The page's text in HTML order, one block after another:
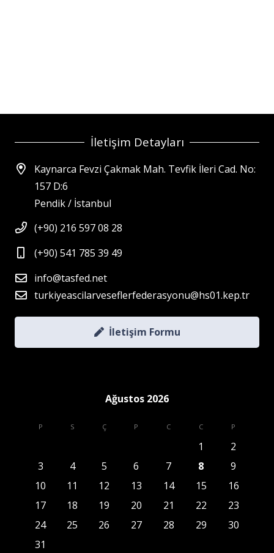
İletişim Detayları
Kaynarca Fevzi Çakmak Mah. Tevfik İleri Cad. No:
157 D:6
Pendik / İstanbul
(+90) 216 597 08 28
(+90) 541 785 39 49
info@tasfed.net
turkiyeascilarveseflerfederasyonu@hs01.kep.tr
İletişim Formu
Ağustos 2026
P S Ç P C C P
1
2
3
4 5 6 7 8
9
10
11 12 13 14 15
16
17
18 19 20 21 22
23
24
25 26 27 28 29
30
31